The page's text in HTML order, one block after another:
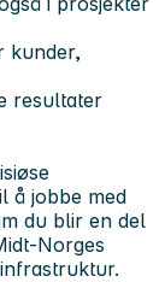
kunder,
resultater
å jobbe med
du blir en del
Norges